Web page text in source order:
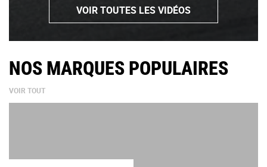
VOIR TOUTES LES VIDÉOS
NOS MARQUES POPULAIRES
VOIR TOUT